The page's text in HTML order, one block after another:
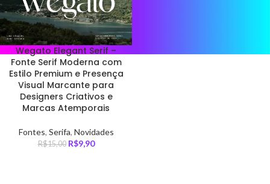
Wegato Elegant Serif –
Fonte Serif Moderna com
Estilo Premium e Presença
Visual Marcante para
Designers Criativos e
Marcas Atemporais
Fontes, Serifa, Novidades
R$15,00 R$9,90